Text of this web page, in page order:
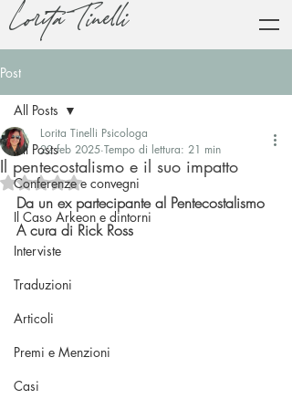
Lorita Tinelli
Post
All Posts
Conferenze e convegni
Il Caso Arkeon e dintorni
Interviste
Traduzioni
Articoli
Premi e Menzioni
Casi
All Posts
Il pentecostalismo e il suo impatto
Lorita Tinelli Psicologa
22 feb 2025 Tempo di lettura: 21 min
Valutazione NaN stelle su 5.
Da un ex partecipante al Pentecostalismo
A cura di Rick Ross